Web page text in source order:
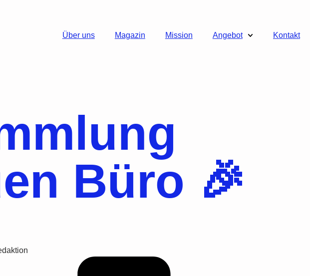
Über uns Magazin Mission Angebot Kontakt
Büro 🎉